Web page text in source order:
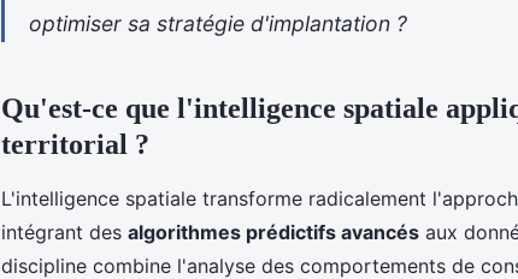
optimiser sa stratégie d'implantation ?
Qu'est-ce que l'intelligence spatiale
territorial ?
L'intelligence spatiale transforme radicalement
intégrant des algorithmes prédictifs avancés aux
discipline combine l'analyse des comportements de